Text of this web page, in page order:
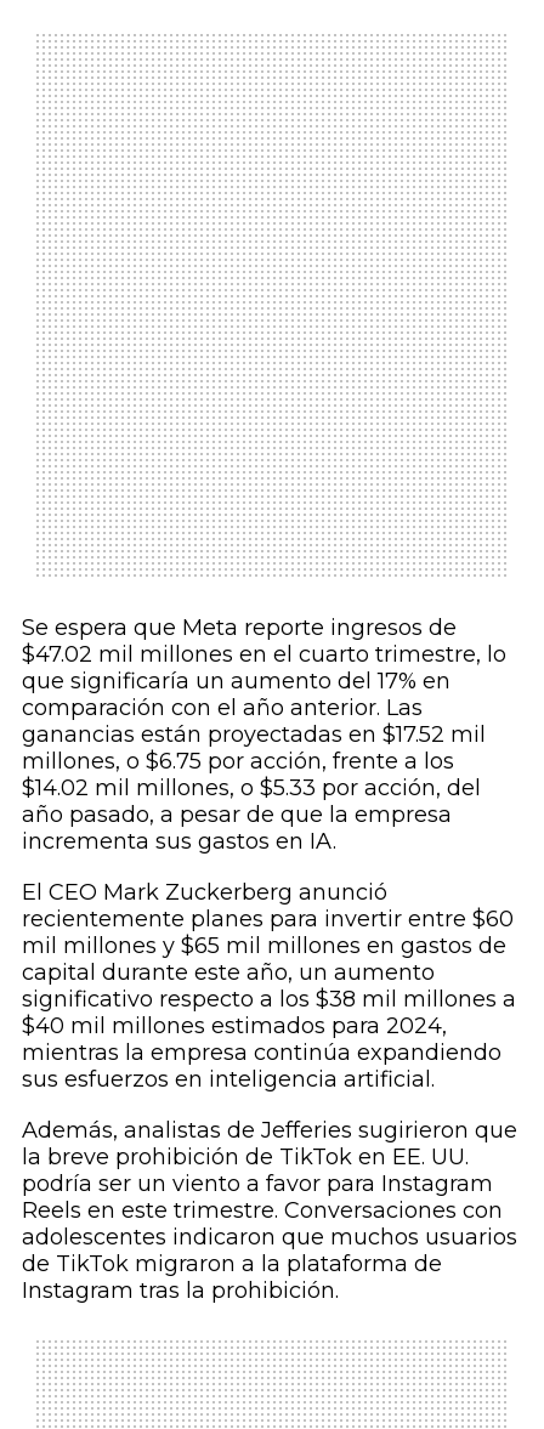
Se espera que Meta reporte ingresos de
$47.02 mil millones en el cuarto trimestre, lo
que significaría un aumento del 17% en
comparación con el año anterior. Las
ganancias están proyectadas en $17.52 mil
millones, o $6.75 por acción, frente a los
$14.02 mil millones, o $5.33 por acción, del
año pasado, a pesar de que la empresa
incrementa sus gastos en IA.
El CEO Mark Zuckerberg anunció
recientemente planes para invertir entre $60
mil millones y $65 mil millones en gastos de
capital durante este año, un aumento
significativo respecto a los $38 mil millones a
$40 mil millones estimados para 2024,
mientras la empresa continúa expandiendo
sus esfuerzos en inteligencia artificial.
Además, analistas de Jefferies sugirieron que
la breve prohibición de TikTok en EE. UU.
podría ser un viento a favor para Instagram
Reels en este trimestre. Conversaciones con
adolescentes indicaron que muchos usuarios
de TikTok migraron a la plataforma de
Instagram tras la prohibición.